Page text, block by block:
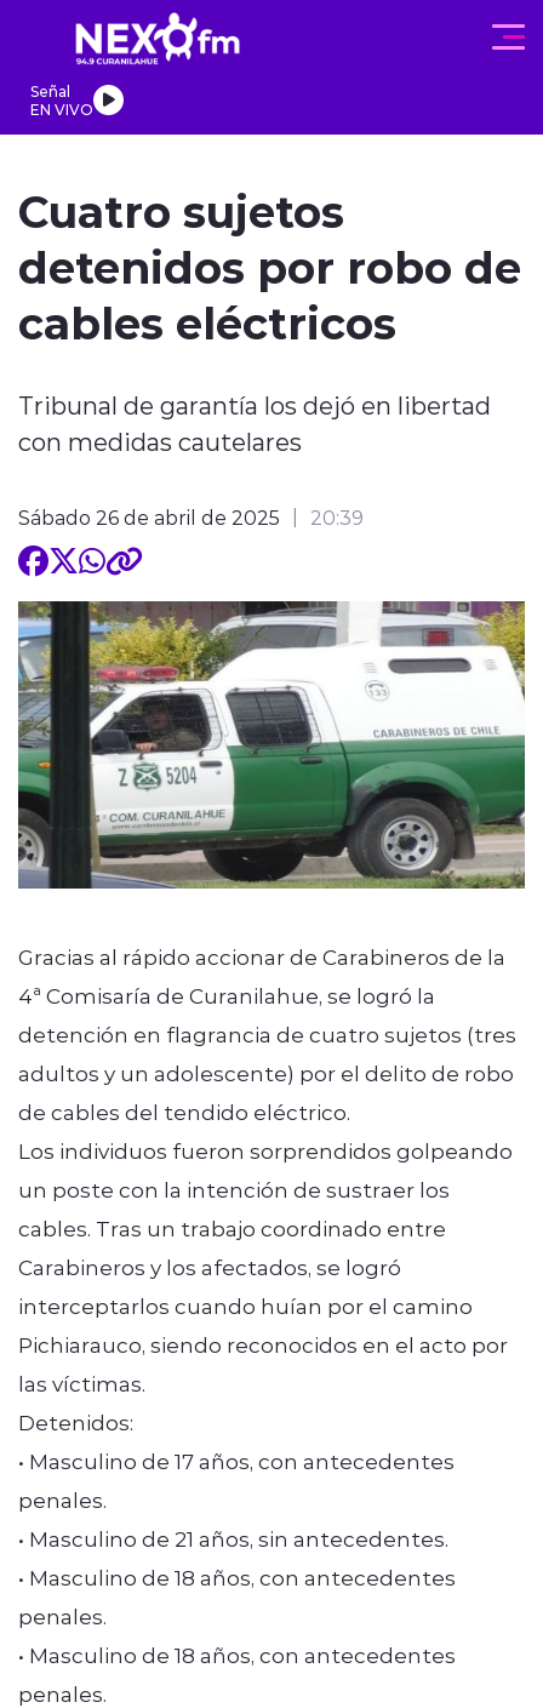
Click acá para ir directamente al contenido
Señal
EN VIVO
modo claro
Cuatro sujetos
detenidos por robo de
cables eléctricos
Tribunal de garantía los dejó en libertad
con medidas cautelares
Sábado 26 de abril de 2025 20:39
Gracias al rápido accionar de Carabineros de la
4ª Comisaría de Curanilahue, se logró la
detención en flagrancia de cuatro sujetos (tres
adultos y un adolescente) por el delito de robo
de cables del tendido eléctrico.
Los individuos fueron sorprendidos golpeando
un poste con la intención de sustraer los
cables. Tras un trabajo coordinado entre
Carabineros y los afectados, se logró
interceptarlos cuando huían por el camino
Pichiarauco, siendo reconocidos en el acto por
las víctimas.
Detenidos:
• Masculino de 17 años, con antecedentes
penales.
• Masculino de 21 años, sin antecedentes.
• Masculino de 18 años, con antecedentes
penales.
• Masculino de 18 años, con antecedentes
penales.